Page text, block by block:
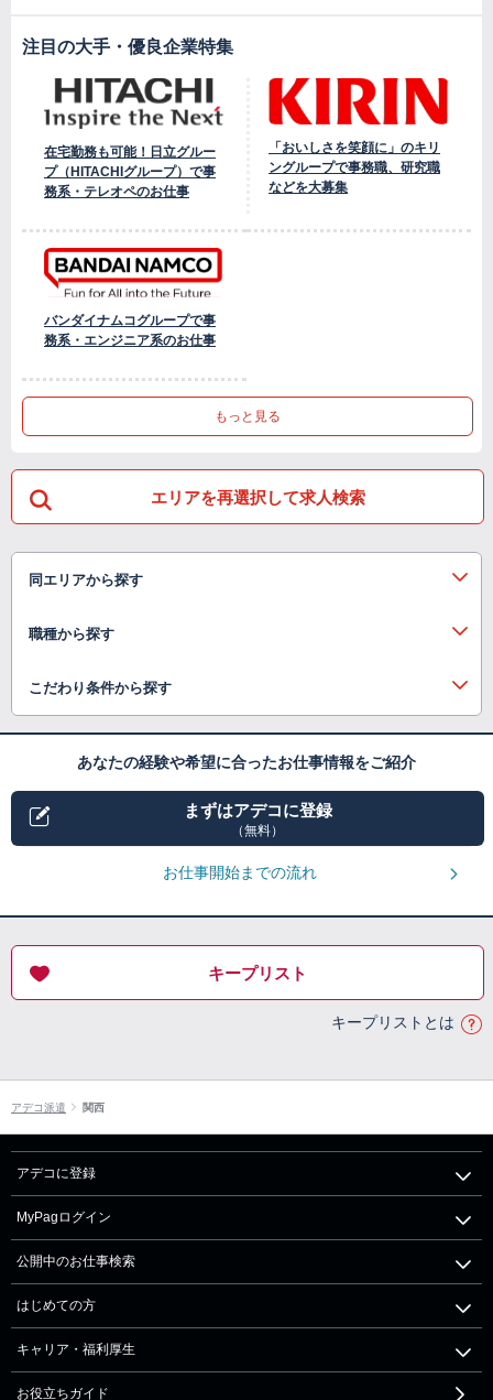
注目の大手・優良企業特集
在宅勤務も可能！日立グルー
プ（HITACHIグループ）で事
務系・テレオペのお仕事
「おいしさを笑顔に」のキリ
ングループで事務職、研究職
などを大募集
バンダイナムコグループで事
務系・エンジニア系のお仕事
もっと見る
エリアを再選択して求人検索
同エリアから探す
職種から探す
こだわり条件から探す
あなたの経験や希望に合ったお仕事情報をご紹介
まずはアデコに登録
（無料）
お仕事開始までの流れ
キープリスト
キープリストとは
アデコ派遣 関西
アデコに登録
MyPagログイン
公開中のお仕事検索
はじめての方
キャリア・福利厚生
お役立ちガイド